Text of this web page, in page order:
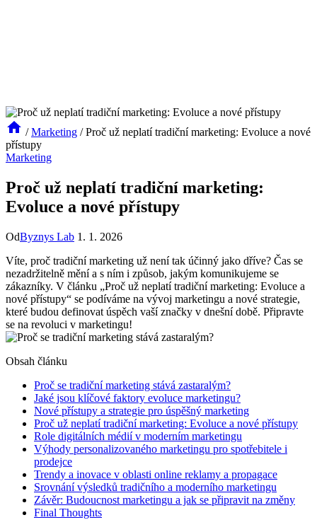
/ Marketing / Proč už neplatí tradiční marketing: Evoluce a nové
přístupy
Marketing
Proč už neplatí tradiční marketing:
Evoluce a nové přístupy
OdByznys Lab 1. 1. 2026
Víte, proč tradiční marketing už není tak účinný ​jako dříve? ‌Čas se
nezadržitelně mění a⁢ s ​ním ⁤i ⁤způsob, jakým⁢ komunikujeme se‍
zákazníky. ‌V článku „Proč ​už⁢ neplatí tradiční marketing: ​Evoluce a
nové přístupy“ se podíváme na vývoj marketingu a nové strategie,
které budou definovat⁤ úspěch vaší značky‌ v dnešní době. Připravte
se na⁣ revoluci v marketingu!
Obsah článku
Proč se tradiční marketing stává zastaralým?
Jaké ‌jsou klíčové faktory evoluce marketingu?
Nové přístupy a strategie pro úspěšný marketing
Proč už neplatí tradiční marketing: Evoluce a nové přístupy
Role digitálních médií v‌ moderním marketingu
Výhody personalizovaného marketingu‌ pro spotřebitele⁢ i
prodejce
Trendy a⁤ inovace v oblasti online⁣ reklamy a propagace
Srovnání výsledků tradičního a ‍moderního marketingu
Závěr:⁤ Budoucnost marketingu a jak se⁤ připravit na změny
Final Thoughts